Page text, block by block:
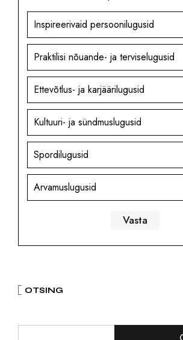
Inspireerivaid persoonilugusid
Praktilisi nõuande- ja terviselugusid
Ettevõtlus- ja karjäärilugusid
Kultuuri- ja sündmuslugusid
Spordilugusid
Arvamuslugusid
OTSING